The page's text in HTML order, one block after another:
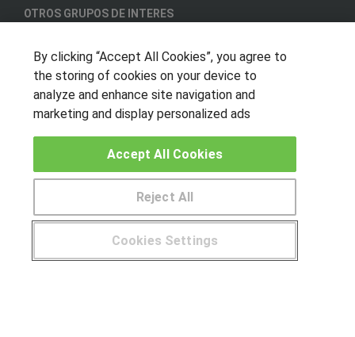
OTROS GRUPOS DE INTERES
Hablemos de empleo
Locos por las becas
Canal ético
¿Tienes alguna duda? 900 264 357
By clicking “Accept All Cookies”, you agree to
the storing of cookies on your device to
analyze and enhance site navigation and
marketing and display personalized ads
Cookies Settings
Reject All
Accept All Cookies